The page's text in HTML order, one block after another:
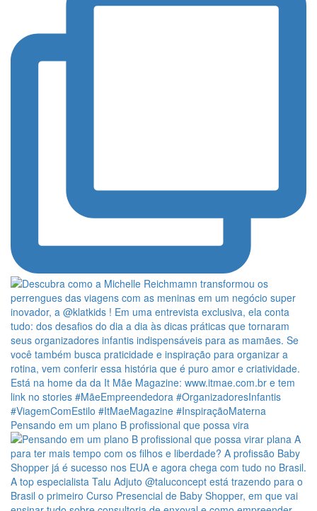
Pensando em um plano B profissional que possa vira